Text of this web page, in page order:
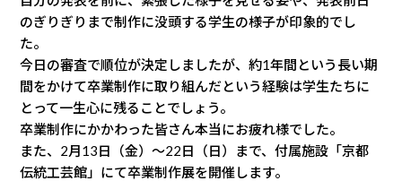
のぎりぎりまで制作に没頭する学生の様子が印象的でし
た。
今日の審査で順位が決定しましたが、約1年間という長い期
間をかけて卒業制作に取り組んだという経験は学生たちに
とって一生心に残ることでしょう。
卒業制作にかかわった皆さん本当にお疲れ様でした。
また、2月13日（金）〜22日（日）まで、付属施設「京都
伝統工芸館」にて卒業制作展を開催します。